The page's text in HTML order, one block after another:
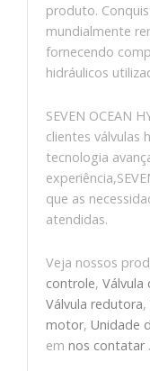
produto.
mundialmente
fornecendo
hidráulicos
SEVEN OCEAN
clientes válvulas
tecnologia
que as
atendidas.
Veja nossos
controle, Válvula
Válvula redutora,
motor, Unidade
em nos contatar.